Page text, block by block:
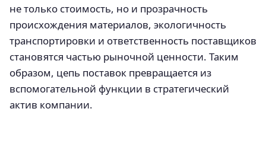
не только стоимость, но и прозрачность
происхождения материалов, экологичность
транспортировки и ответственность поставщиков
становятся частью рыночной ценности. Таким
образом, цепь поставок превращается из
вспомогательной функции в стратегический
актив компании.